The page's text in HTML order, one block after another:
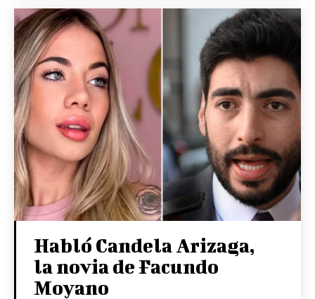
Habló Candela Arizaga,
la novia de Facundo
Moyano